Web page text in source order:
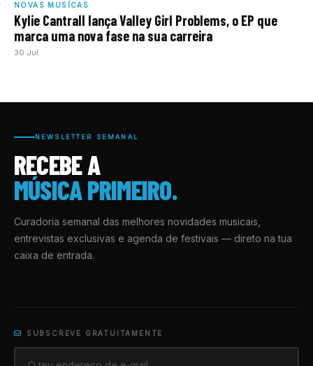
NOVAS MUSÍCAS
Kylie Cantrall lança Valley Girl Problems, o EP que
marca uma nova fase na sua carreira
30 Jul
NEWSLETTER SEMANAL
RECEBE A
MÚSICA PRIMEIRO.
Curadoria semanal das melhores novidades musicais,
entrevistas exclusivas e agenda de festivais — direto na tua
caixa de entrada.
SUBSCREVE GRATUITAMENTE